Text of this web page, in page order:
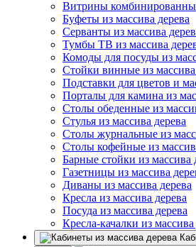
Витрины
Буфеты из массива дерева
Серванты из массива
Тумбы ТВ из массива
Комоды для посуды из
Стойки винные из массива
Подставки для цветов и
Порталы для камина из
Столы обеденные из
Стулья из массива дерева
Столы журнальные из
Столы кофейные из
Барные стойки из массива
Газетницы из массива
Диваны из массива дерева
Кресла из массива дерева
Посуда из массива дерева
Кресла-качалки из массива